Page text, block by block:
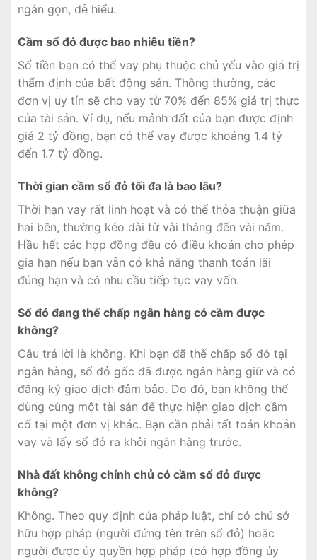
ngắn gọn, dễ hiểu.
Cầm sổ đỏ được bao nhiêu tiền?
Số tiền bạn có thể vay phụ thuộc chủ yếu vào giá trị
thẩm định của bất động sản. Thông thường, các
đơn vị uy tín sẽ cho vay từ 70% đến 85% giá trị thực
của tài sản. Ví dụ, nếu mảnh đất của bạn được định
giá 2 tỷ đồng, bạn có thể vay được khoảng 1.4 tỷ
đến 1.7 tỷ đồng.
Thời gian cầm sổ đỏ tối đa là bao lâu?
Thời hạn vay rất linh hoạt và có thể thỏa thuận giữa
hai bên, thường kéo dài từ vài tháng đến vài năm.
Hầu hết các hợp đồng đều có điều khoản cho phép
gia hạn nếu bạn vẫn có khả năng thanh toán lãi
đúng hạn và có nhu cầu tiếp tục vay vốn.
Sổ đỏ đang thế chấp ngân hàng có cầm được
không?
Câu trả lời là không. Khi bạn đã thế chấp sổ đỏ tại
ngân hàng, sổ đỏ gốc đã được ngân hàng giữ và có
đăng ký giao dịch đảm bảo. Do đó, bạn không thể
dùng cùng một tài sản để thực hiện giao dịch cầm
cố tại một đơn vị khác. Bạn cần phải tất toán khoản
vay và lấy sổ đỏ ra khỏi ngân hàng trước.
Nhà đất không chính chủ có cầm sổ đỏ được
không?
Không. Theo quy định của pháp luật, chỉ có chủ sở
hữu hợp pháp (người đứng tên trên sổ đỏ) hoặc
người được ủy quyền hợp pháp (có hợp đồng ủy